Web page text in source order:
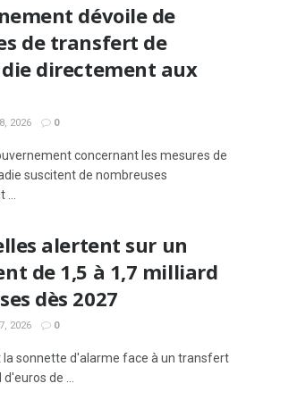
dévoile de
de transfert de
directement aux
2026 0
concernant les mesures de
suscitent de nombreuses
alertent sur un
de 1,5 à 1,7 milliard
dès 2027
2026 0
sonnette d'alarme face à un transfert
de ...